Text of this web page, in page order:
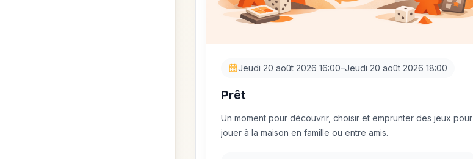
Jeudi 20 août 2026 16:00–Jeudi 20 août 2026 18:00
Prêt
Un moment pour découvrir, choisir et emprunter des jeux pour
jouer à la maison en famille ou entre amis.